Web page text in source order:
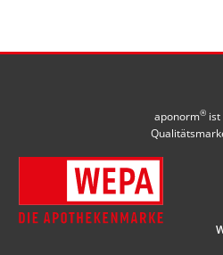
aponorm® ist